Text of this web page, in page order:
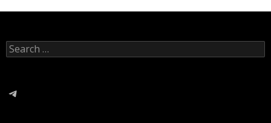
Search
for:
Telegram